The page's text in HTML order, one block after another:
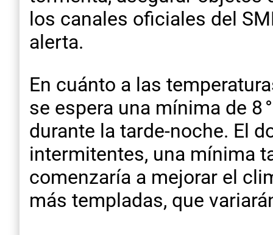
los canales oficiales del
alerta.
En cuánto a las
se espera una mínima de 8
durante la tarde-noche. El
intermitentes, una mínima
comenzaría a mejorar el
más templadas, que